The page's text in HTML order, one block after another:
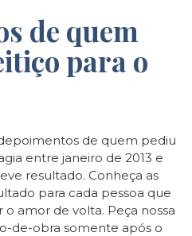
de quem
para o
de quem pediu
entre janeiro de 2013 e
resultado. Conheça as
para cada pessoa que
amor de volta. Peça nossa
de-obra somente após o